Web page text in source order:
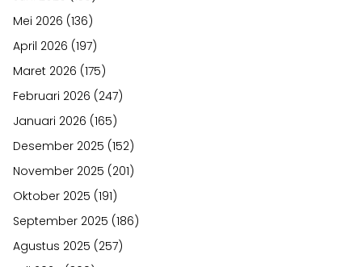
Mei 2026 (136)
April 2026 (197)
Maret 2026 (175)
Februari 2026 (247)
Januari 2026 (165)
Desember 2025 (152)
November 2025 (201)
Oktober 2025 (191)
September 2025 (186)
Agustus 2025 (257)